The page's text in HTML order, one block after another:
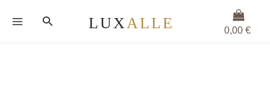
Rechercher
0,00 €